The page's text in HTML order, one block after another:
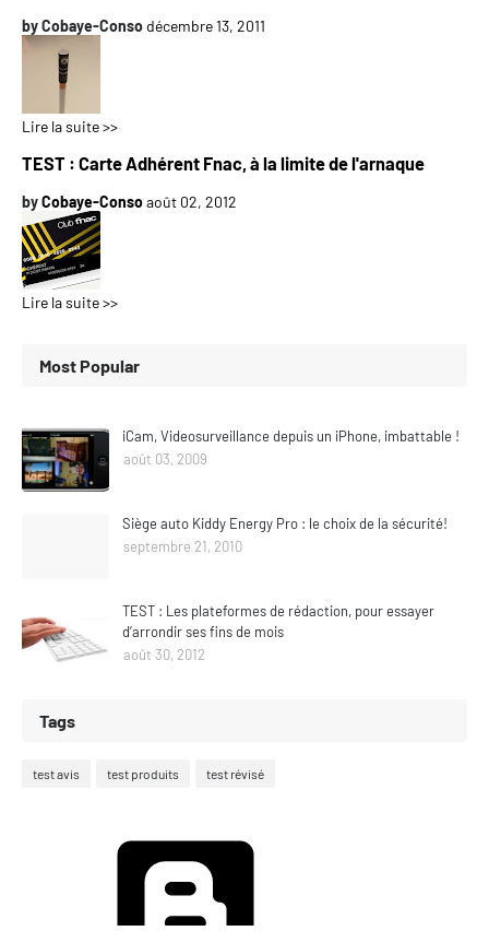
byCobaye-Conso décembre 13, 2011
Lire la suite >>
TEST : Carte Adhérent Fnac, à la limite de l'arnaque
byCobaye-Consoaoût 02, 2012
Lire la suite >>
Most Popular
iCam, Videosurveillance depuis un iPhone, imbattable !
août 03, 2009
Siège auto Kiddy Energy Pro : le choix de la sécurité!
septembre 21, 2010
TEST : Les plateformes de rédaction, pour essayer
d’arrondir ses fins de mois
août 30, 2012
Tags
test avis test produits test révisé